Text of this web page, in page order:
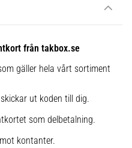
från takbox.se
gäller hela vårt sortiment
ut koden till dig.
som delbetalning.
kontanter.